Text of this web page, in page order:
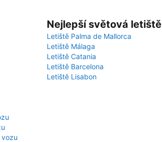
Nejlepší světová letiště
Letiště Palma de Mallorca
Letiště Málaga
Letiště Catania
Letiště Barcelona
Letiště Lisabon